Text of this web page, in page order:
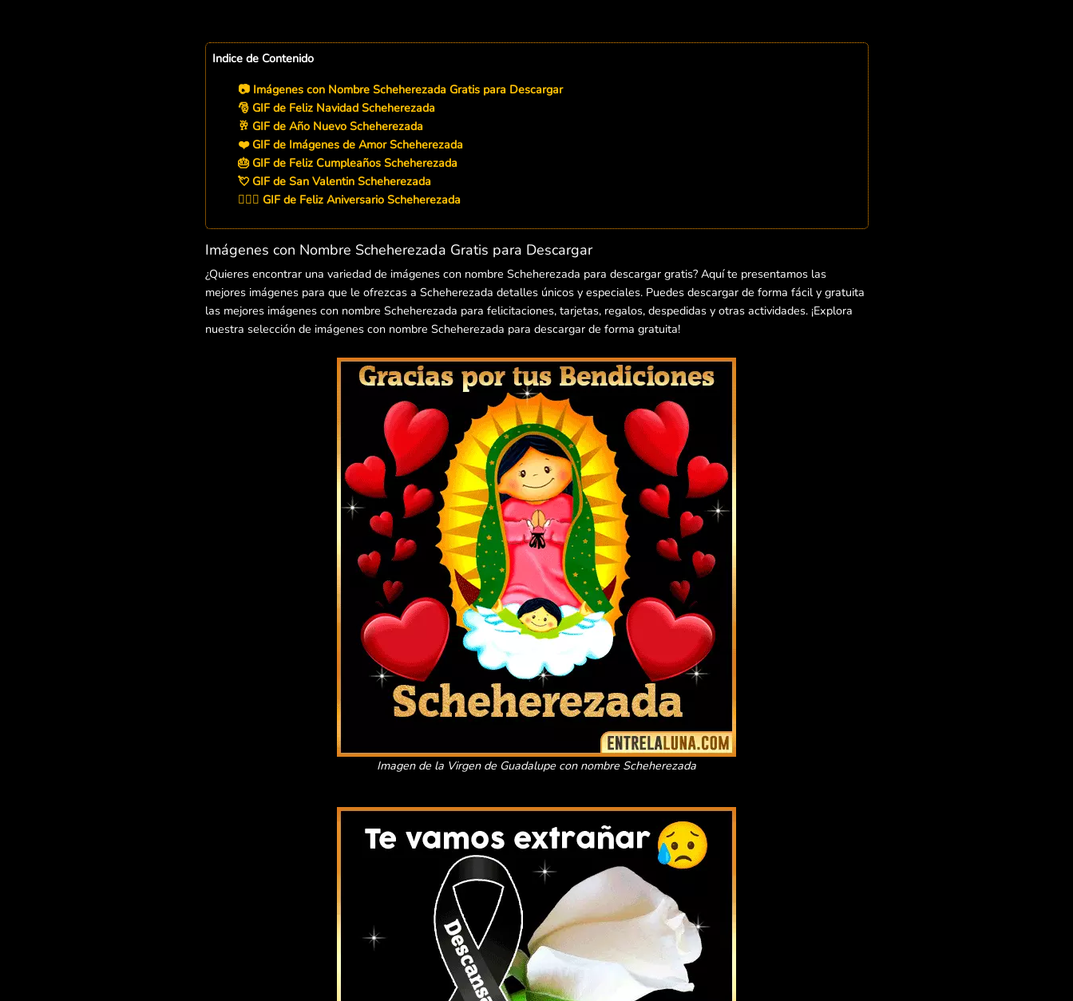
Indice de Contenido
📷 Imágenes con Nombre Scheherezada Gratis para Descargar
🎅 GIF de Feliz Navidad Scheherezada
🥂 GIF de Año Nuevo Scheherezada
❤️ GIF de Imágenes de Amor Scheherezada
🎂 GIF de Feliz Cumpleaños Scheherezada
💘 GIF de San Valentin Scheherezada
👨‍❤️‍👨 GIF de Feliz Aniversario Scheherezada
Imágenes con Nombre Scheherezada Gratis para Descargar
¿Quieres encontrar una variedad de imágenes con nombre Scheherezada para descargar gratis? Aquí te presentamos las
mejores imágenes para que le ofrezcas a Scheherezada detalles únicos y especiales. Puedes descargar de forma fácil y gratuita
las mejores imágenes con nombre Scheherezada para felicitaciones, tarjetas, regalos, despedidas y otras actividades. ¡Explora
nuestra selección de imágenes con nombre Scheherezada para descargar de forma gratuita!
Imagen de la Virgen de Guadalupe con nombre Scheherezada